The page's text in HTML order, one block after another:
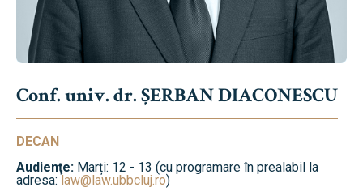
Conf. univ. dr. ȘERBAN DIACONESCU
DECAN
Audienţe: Marți: 12 - 13 (cu programare în prealabil la
adresa:law@law.ubbcluj.ro)